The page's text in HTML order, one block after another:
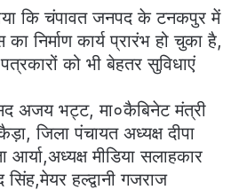
कि चंपावत जनपद के टनकपुर में
निर्माण कार्य प्रारंभ हो चुका है,
को भी बेहतर सुविधाएं
अजय भट्ट, मा०कैबिनेट मंत्री
जिला पंचायत अध्यक्ष दीपा
आर्या,अध्यक्ष मीडिया सलाहकार
सिंह,मेयर हल्द्वानी गजराज